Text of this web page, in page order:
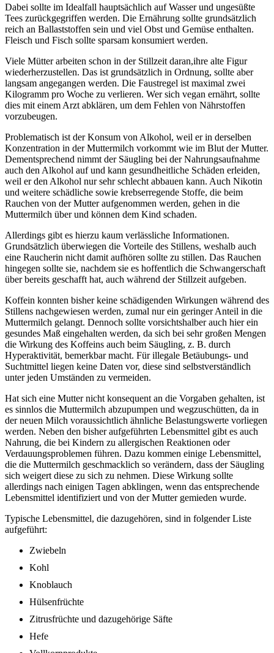
Dabei sollte im Idealfall hauptsächlich auf Wasser und ungesüßte
Tees zurückgegriffen werden. Die Ernährung sollte grundsätzlich
reich an Ballaststoffen sein und viel Obst und Gemüse enthalten.
Fleisch und Fisch sollte sparsam konsumiert werden.
Viele Mütter arbeiten schon in der Stillzeit daran,ihre alte Figur
wiederherzustellen. Das ist grundsätzlich in Ordnung, sollte aber
langsam angegangen werden. Die Faustregel ist maximal zwei
Kilogramm pro Woche zu verlieren. Wer sich vegan ernährt, sollte
dies mit einem Arzt abklären, um dem Fehlen von Nährstoffen
vorzubeugen.
Problematisch ist der Konsum von Alkohol, weil er in derselben
Konzentration in der Muttermilch vorkommt wie im Blut der Mutter.
Dementsprechend nimmt der Säugling bei der Nahrungsaufnahme
auch den Alkohol auf und kann gesundheitliche Schäden erleiden,
weil er den Alkohol nur sehr schlecht abbauen kann. Auch Nikotin
und weitere schädliche sowie krebserregende Stoffe, die beim
Rauchen von der Mutter aufgenommen werden, gehen in die
Muttermilch über und können dem Kind schaden.
Allerdings gibt es hierzu kaum verlässliche Informationen.
Grundsätzlich überwiegen die Vorteile des Stillens, weshalb auch
eine Raucherin nicht damit aufhören sollte zu stillen. Das Rauchen
hingegen sollte sie, nachdem sie es hoffentlich die Schwangerschaft
über bereits geschafft hat, auch während der Stillzeit aufgeben.
Koffein konnten bisher keine schädigenden Wirkungen während des
Stillens nachgewiesen werden, zumal nur ein geringer Anteil in die
Muttermilch gelangt. Dennoch sollte vorsichtshalber auch hier ein
gesundes Maß eingehalten werden, da sich bei sehr großen Mengen
die Wirkung des Koffeins auch beim Säugling, z. B. durch
Hyperaktivität, bemerkbar macht. Für illegale Betäubungs- und
Suchtmittel liegen keine Daten vor, diese sind selbstverständlich
unter jeden Umständen zu vermeiden.
Hat sich eine Mutter nicht konsequent an die Vorgaben gehalten, ist
es sinnlos die Muttermilch abzupumpen und wegzuschütten, da in
der neuen Milch voraussichtlich ähnliche Belastungswerte vorliegen
werden. Neben den bisher aufgeführten Lebensmittel gibt es auch
Nahrung, die bei Kindern zu allergischen Reaktionen oder
Verdauungsproblemen führen. Dazu kommen einige Lebensmittel,
die die Muttermilch geschmacklich so verändern, dass der Säugling
sich weigert diese zu sich zu nehmen. Diese Wirkung sollte
allerdings nach einigen Tagen abklingen, wenn das entsprechende
Lebensmittel identifiziert und von der Mutter gemieden wurde.
Typische Lebensmittel, die dazugehören, sind in folgender Liste
aufgeführt:
Zwiebeln
Kohl
Knoblauch
Hülsenfrüchte
Zitrusfrüchte und dazugehörige Säfte
Hefe